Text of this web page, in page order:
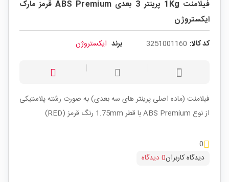
فیلامنت 1Kg پرینتر 3 بعدی ABS Premium قرمز مارک
ایکستروژن
کد کالا: 3251001160 برند ایکستروژن
فیلامنت (ماده اصلی پرینتر های سه بعدی) به صورت رشته پلاستیکی
از نوع ABS Premium با قطر 1.75mm رنگ قرمز (RED)
0
دیدگاه کاربران0 دیدگاه